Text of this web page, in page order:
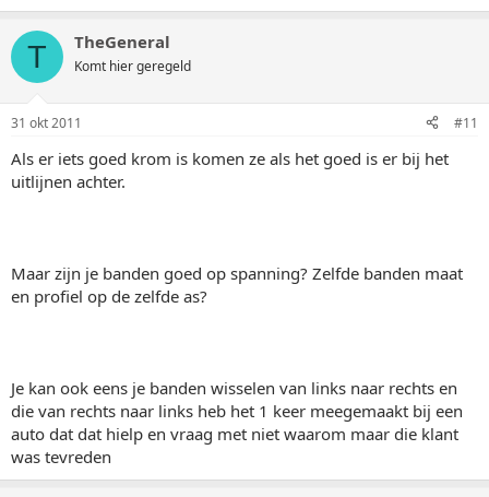
T TheGeneral
Komt hier geregeld
31 okt 2011 #11
Als er iets goed krom is komen ze als het goed is er bij het
uitlijnen achter.
Maar zijn je banden goed op spanning? Zelfde banden maat
en profiel op de zelfde as?
Je kan ook eens je banden wisselen van links naar rechts en
die van rechts naar links heb het 1 keer meegemaakt bij een
auto dat dat hielp en vraag met niet waarom maar die klant
was tevreden